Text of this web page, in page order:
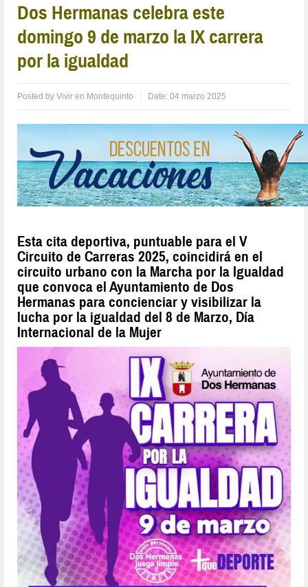
Dos Hermanas celebra este
domingo 9 de marzo la IX carrera
por la igualdad
Posted byVivir en Montequinto Date:04 marzo 2025
Esta cita deportiva, puntuable para el V
Circuito de Carreras 2025, coincidirá en el
circuito urbano con la Marcha por la Igualdad
que convoca el Ayuntamiento de Dos
Hermanas para concienciar y visibilizar la
lucha por la igualdad del 8 de Marzo, Día
Internacional de la Mujer